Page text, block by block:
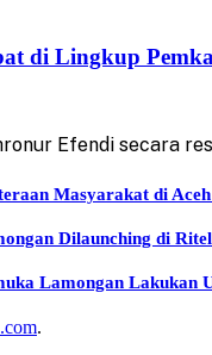
di Lingkup
Efendi secara
Masyarakat di
Dilaunching di
Lamongan Lakukan
.